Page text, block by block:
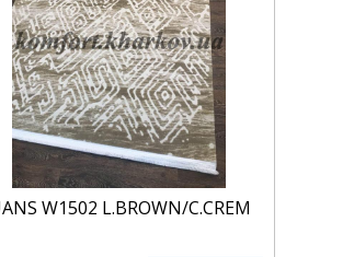
W1502 L.BROWN/C.CREM